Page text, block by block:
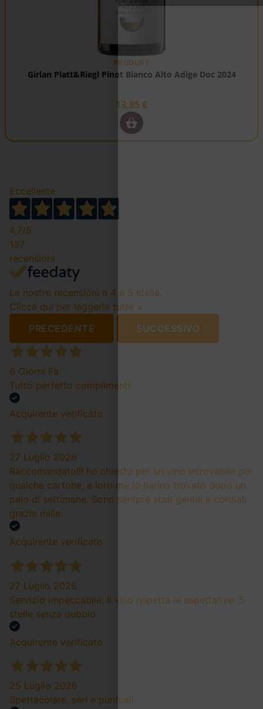
PRODUKT
Girlan Platt&Riegl Pinot Bianco Alto Adige Doc 2024
13,85 €
Eccellente
4,7/5
137
recensioni
Le nostre recensioni a 4 e 5 stelle.
Clicca qui per leggerle tutte >
PRECEDENTE
SUCCESSIVO
6 Giorni Fa
Tutto perfetto complimenti
Acquirente verificato
27 Luglio 2026
Raccomandato!!! ho chiesto per un vino introvabile per
qualche cartone, e loro me lo hanno trovato dopo un
paio di settimane. Sono sempre stati gentili e cordiali
grazie mille.
Acquirente verificato
27 Luglio 2026
Servizio impeccabile. Il vino rispetta le aspettative. 5
stelle senza dubbio
Acquirente verificato
25 Luglio 2026
Spettacolare, seri e puntuali